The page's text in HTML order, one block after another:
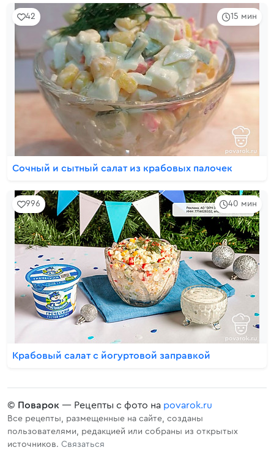
15 мин
42
Сочный и сытный салат из крабовых палочек
40 мин
996
Крабовый салат с йогуртовой заправкой
© Поварок — Рецепты с фото на povarok.ru
Все рецепты, размещенные на сайте, созданы
пользователями, редакцией или собраны из открытых
источников. Связаться